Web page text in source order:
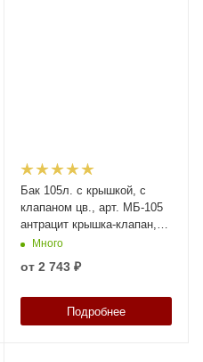
Бак 105л. с крышкой, с
клапаном цв., арт. МБ-105
антрацит крышка-клапан,
код: 28530
Много
от 2 743 ₽
Подробнее